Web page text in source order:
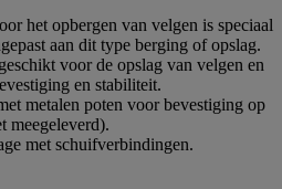
het opbergen van velgen is speciaal
aan dit type berging of opslag.
voor de opslag van velgen en
en stabiliteit.
metalen poten voor bevestiging op
meegeleverd).
met schuifverbindingen.